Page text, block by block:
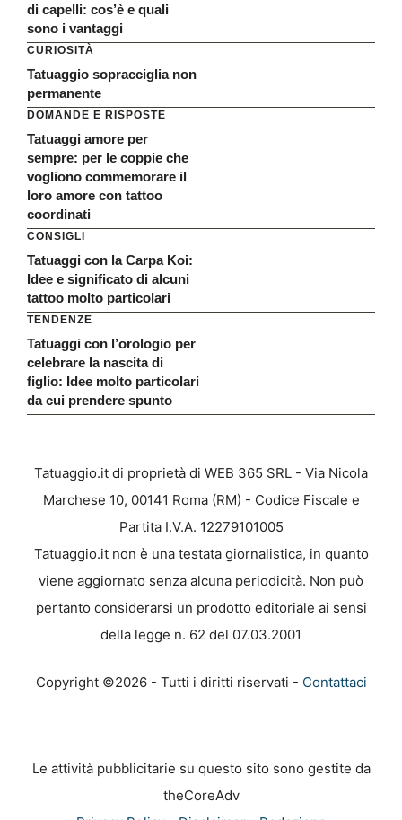
di capelli: cos’è e quali
sono i vantaggi
CURIOSITÀ
Tatuaggio sopracciglia non
permanente
DOMANDE E RISPOSTE
Tatuaggi amore per
sempre: per le coppie che
vogliono commemorare il
loro amore con tattoo
coordinati
CONSIGLI
Tatuaggi con la Carpa Koi:
Idee e significato di alcuni
tattoo molto particolari
TENDENZE
Tatuaggi con l’orologio per
celebrare la nascita di
figlio: Idee molto particolari
da cui prendere spunto
Tatuaggio.it di proprietà di WEB 365 SRL - Via Nicola
Marchese 10, 00141 Roma (RM) - Codice Fiscale e
Partita I.V.A. 12279101005
Tatuaggio.it non è una testata giornalistica, in quanto
viene aggiornato senza alcuna periodicità. Non può
pertanto considerarsi un prodotto editoriale ai sensi
della legge n. 62 del 07.03.2001
Copyright ©2026 - Tutti i diritti riservati - Contattaci
Le attività pubblicitarie su questo sito sono gestite da
theCoreAdv